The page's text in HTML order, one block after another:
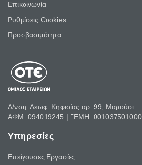
Επικοινωνία
Ρυθμίσεις Cookies
Προσβασιμότητα
Δ/νση: Λεωφ. Κηφισίας αρ. 99, Μαρούσι
ΑΦΜ: 094019245 | ΓΕΜΗ: 001037501000
Υπηρεσίες
Επείγουσες Εργασίες